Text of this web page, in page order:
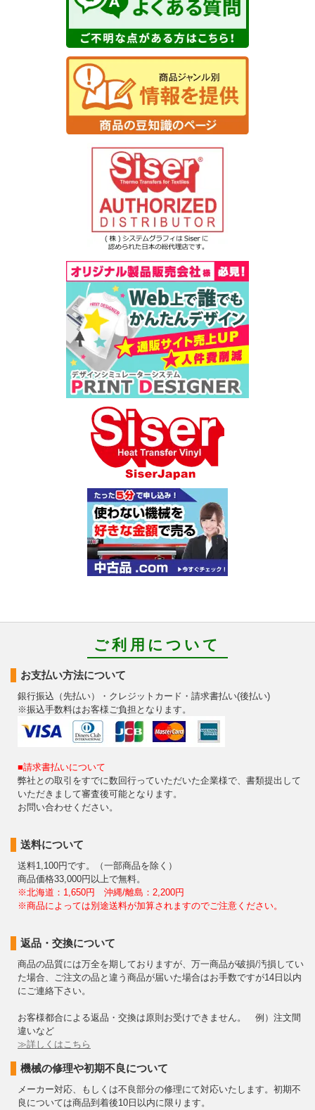
ご利用について
お支払い方法について
銀行振込（先払い）・クレジットカード・請求書払い(後払い)
※振込手数料はお客様ご負担となります。
■請求書払いについて
弊社との取引をすでに数回行っていただいた企業様で、書類提出して
いただきまして審査後可能となります。
お問い合わせください。
送料について
送料1,100円です。（一部商品を除く）
商品価格33,000円以上で無料。
※北海道：1,650円 沖縄/離島：2,200円
※商品によっては別途送料が加算されますのでご注意ください。
返品・交換について
商品の品質には万全を期しておりますが、万一商品が破損/汚損してい
た場合、ご注文の品と違う商品が届いた場合はお手数ですが14日以内
にご連絡下さい。
お客様都合による返品・交換は原則お受けできません。 例）注文間
違いなど
≫詳しくはこちら
機械の修理や初期不良について
メーカー対応、もしくは不良部分の修理にて対応いたします。初期不
良については商品到着後10日以内に限ります。